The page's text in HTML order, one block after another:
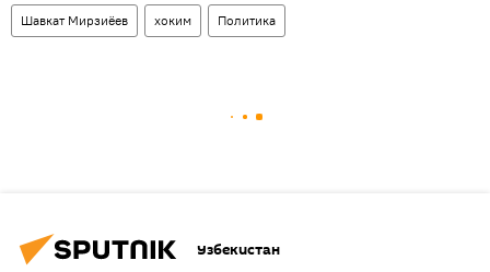
Шавкат Мирзиёев хоким Политика
Узбекистан